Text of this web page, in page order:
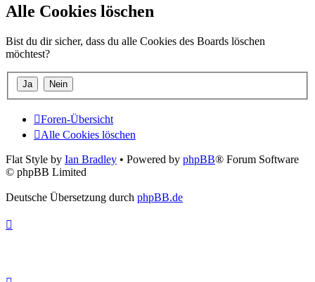
Alle Cookies löschen
Bist du dir sicher, dass du alle Cookies des Boards löschen
möchtest?
Foren-Übersicht
Alle Cookies löschen
Flat Style by Ian Bradley • Powered by phpBB® Forum Software
© phpBB Limited
Deutsche Übersetzung durch phpBB.de